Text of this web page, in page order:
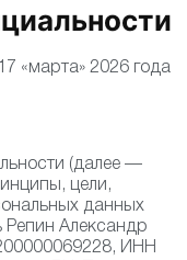
17 «марта» 2026 года
(далее —
цели,
данных
Репин Александр
ИНН